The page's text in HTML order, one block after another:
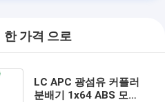
한 가격 으로
LC APC 광섬유 커플러
분배기 1x64 ABS 모듈,